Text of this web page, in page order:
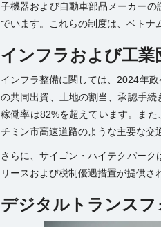
子機器および自動車部品メーカー
でいます。これらの制度は、ベトナ
インフラおよび工業
インフラ整備に関しては、2024年
の共同出資、土地の割当、承認手
稼働率は82%を超えています。ま
チミン市高速道路のような主要な交
さらに、サイゴン・ハイテクパー
リースおよび税制優遇措置が提供さ
デジタルトランス